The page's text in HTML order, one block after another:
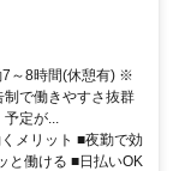
～8時間(休憩有) ※
で働きやすさ抜群
定が...
メリット ■夜勤で効
と働ける ■日払いOK